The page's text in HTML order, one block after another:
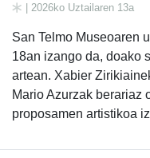
| 2026ko Uztailaren 13a
San Telmo Museoaren
18an izango da, doako
artean. Xabier
Mario Azurzak berariaz
proposamen artistikoa